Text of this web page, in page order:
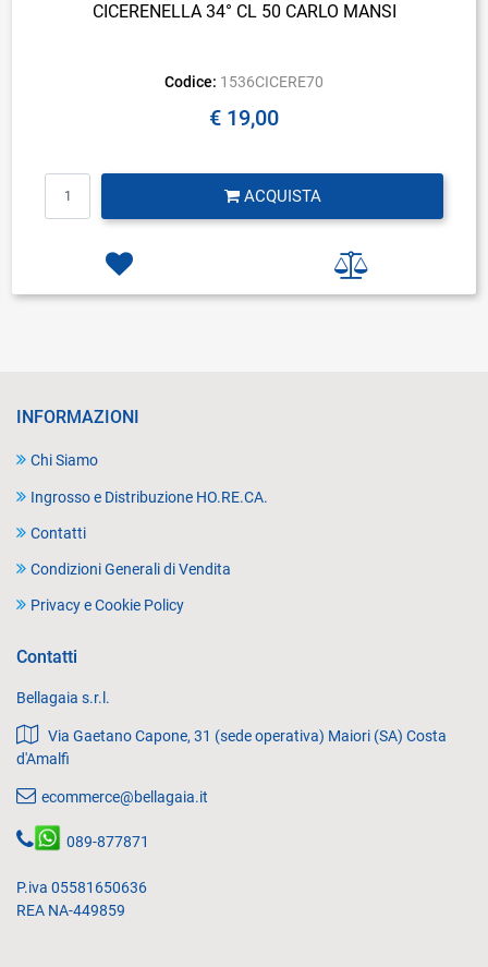
CICERENELLA 34° CL 50 CARLO MANSI
Codice: 1536CICERE70
€ 19,00
ACQUISTA
INFORMAZIONI
Chi Siamo
Ingrosso e Distribuzione HO.RE.CA.
Contatti
Condizioni Generali di Vendita
Privacy e Cookie Policy
Contatti
Bellagaia s.r.l.
Via Gaetano Capone, 31 (sede operativa) Maiori (SA) Costa
d'Amalfi
ecommerce@bellagaia.it
089-877871
P.iva 05581650636
REA NA-449859